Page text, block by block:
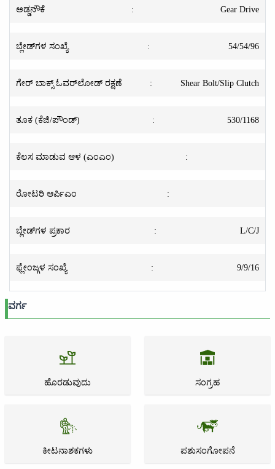
ಅಡ್ಡನೌಕೆ : Gear Drive
ಬ್ಲೇಡ್‌ಗಳ ಸಂಖ್ಯೆ : 54/54/96
ಗೇರ್ ಬಾಕ್ಸ್ ಓವರ್‌ಲೋಡ್ ರಕ್ಷಣೆ : Shear Bolt/Slip Clutch
ತೂಕ (ಕೆಜಿ/ಪೌಂಡ್) : 530/1168
ಕೆಲಸ ಮಾಡುವ ಆಳ (ಎಂಎಂ) :
ರೋಟರಿ ಆರ್ಪಿಎಂ :
ಬ್ಲೇಡ್‌ಗಳ ಪ್ರಕಾರ : L/C/J
ಫ್ಲೇಂಜ್ಗಳ ಸಂಖ್ಯೆ : 9/9/16
ವರ್ಗ
ಹೊರಡುವುದು ಸಂಗ್ರಹ
ಕೀಟನಾಶಕಗಳು ಪಶುಸಂಗೋಪನೆ